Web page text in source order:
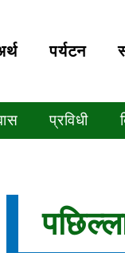
पर्यटन
प्रविधी